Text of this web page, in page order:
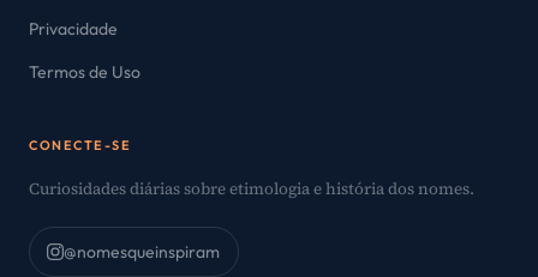
Privacidade
Termos de Uso
CONECTE-SE
Curiosidades diárias sobre etimologia e história dos nomes.
@nomesqueinspiram